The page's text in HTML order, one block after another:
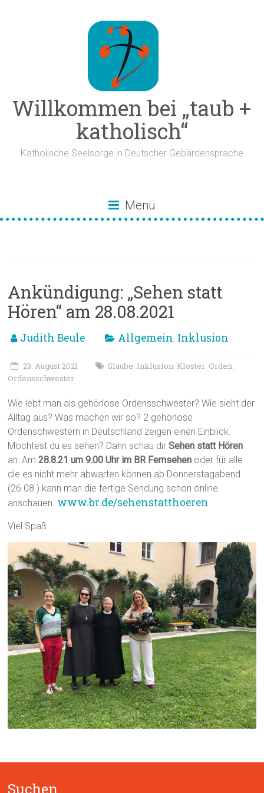
Willkommen bei „taub +
katholisch“
Katholische Seelsorge in Deutscher Gebärdensprache
Menü
Ankündigung: „Sehen statt
Hören“ am 28.08.2021
Judith Beule Allgemein, Inklusion
23. August 2021 Glaube, Inklusion, Kloster, Orden,
Ordensschwester
Wie lebt man als gehörlose Ordensschwester? Wie sieht der
Alltag aus? Was machen wir so? 2 gehörlose
Ordenschwestern in Deutschland zeigen einen Einblick.
Möchtest du es sehen? Dann schau dirSehen statt Hören
an: Am 28.8.21 um 9.00 Uhr im BR Fernsehen oder für alle
die es nicht mehr abwarten können ab Donnerstagabend
(26.08.) kann man die fertige Sendung schon online
anschauen. www.br.de/sehenstatthoeren
Viel Spaß
Suchen …